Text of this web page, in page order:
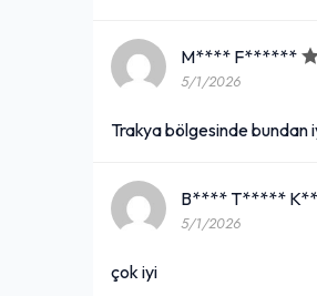
M**** F******
5/1/2026
Trakya bölgesinde bundan
B**** T*****
5/1/2026
çok iyi